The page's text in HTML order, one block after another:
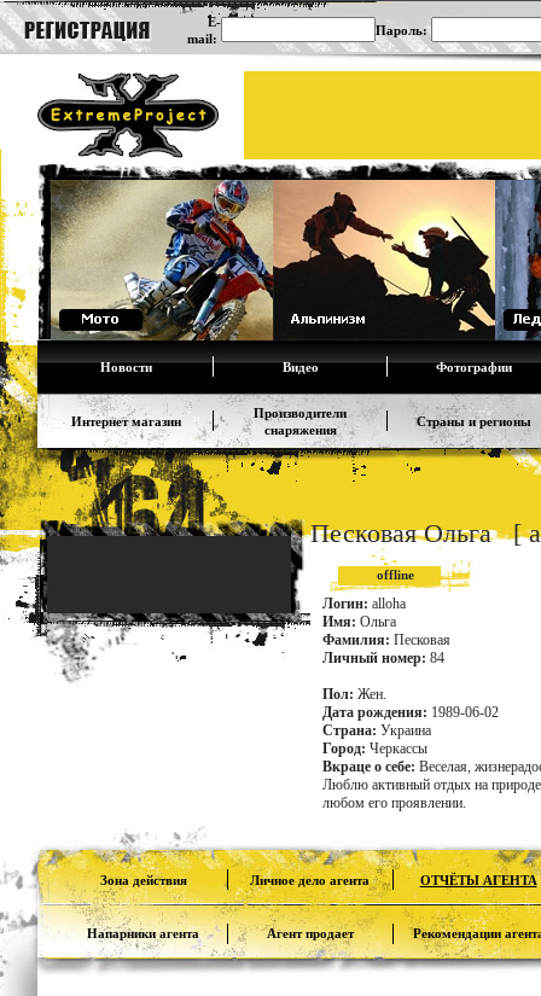
E-
mail:
Пароль:
Новости Видео Фотографии
Интернет магазин
Производители
снаряжения
Страны и регионы
Песковая Ольга [
offline
Логин: alloha
Имя: Ольга
Фамилия: Песковая
Личный номер: 84
Пол: Жен.
Дата рождения: 1989-06-02
Страна: Украина
Город: Черкассы
Вкраце о себе: Веселая,
Люблю активный отдых на природе
любом его проявлении.
Зона действия Личное дело агента ОТЧЁТЫ АГЕНТА
Напарники агента Агент продает Рекомендации